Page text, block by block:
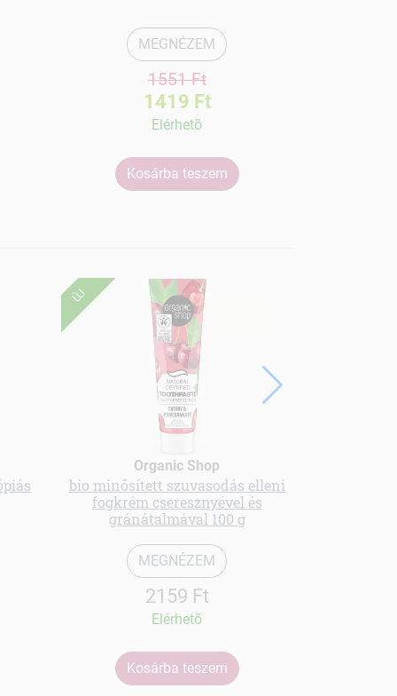
MEGNÉZEM
1551 Ft
1419 Ft
Elérhetõ
Kosárba teszem
ÚJ
Organic Shop
bio minősített szuvasodás elleni
fogkrém cseresznyével és
gránátalmával 100 g
MEGNÉZEM
2159 Ft
Elérhetõ
Kosárba teszem